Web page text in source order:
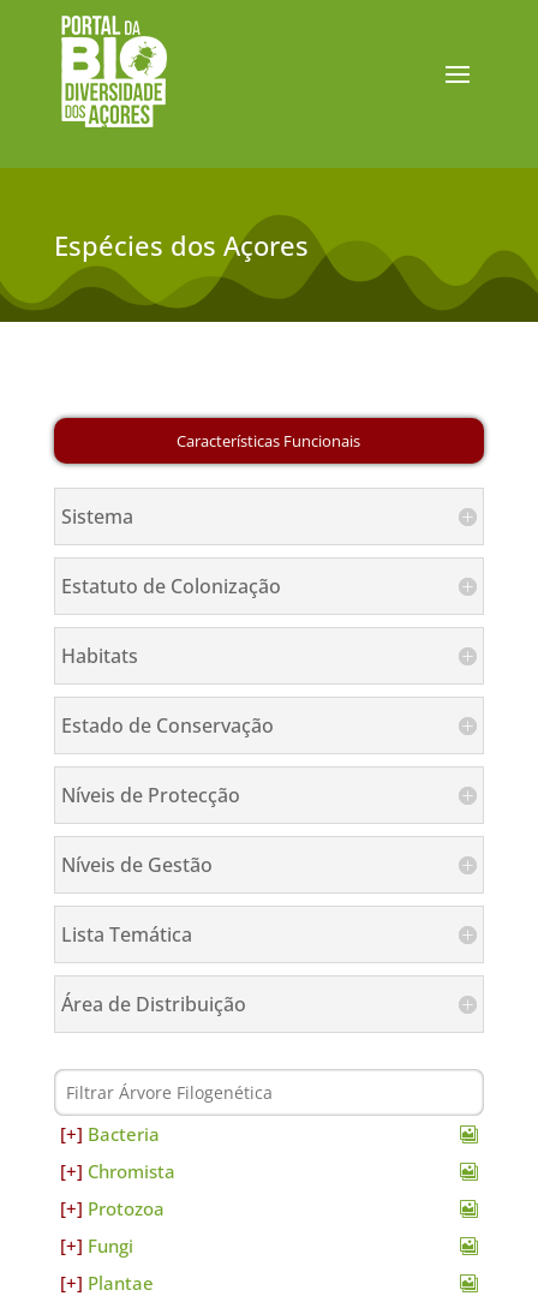
Espécies dos Açores
Sistema
Estatuto de Colonização
Habitats
Estado de Conservação
Níveis de Protecção
Níveis de Gestão
Lista Temática
Área de Distribuição
Bacteria
Chromista
Protozoa
Fungi
Plantae